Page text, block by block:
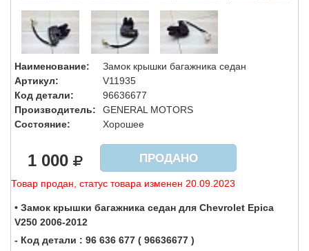
Наименование:
Замок крышки багажника седан
Артикул:
V11935
Код детали:
96636677
Производитель:
GENERAL MOTORS
Состояние:
Хорошее
1 000 ПРОДАНО
Товар продан, статус товара изменен 20.09.2023
• Замок крышки багажника седан для Chevrolet Epica
V250 2006-2012
- Код детали : 96 636 677 ( 96636677 )